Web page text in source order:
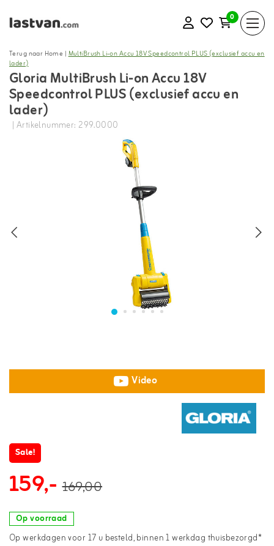
0
Terug naar Home |MultiBrush Li-on Accu 18V Speedcontrol PLUS (exclusief accu en
lader)
Gloria MultiBrush Li-on Accu 18V
Speedcontrol PLUS (exclusief accu en
lader)
| Artikelnummer: 299.0000
Video
Sale!
159,- 169,00
Op voorraad
Op werkdagen voor 17 u besteld, binnen 1 werkdag thuisbezorgd*